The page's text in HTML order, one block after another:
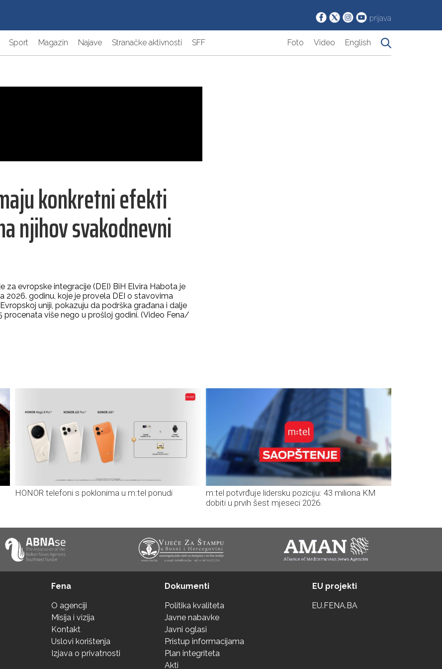
prijava
Sport Magazin Najave Stranačke aktivnosti SFF Foto Video English
konkretni efekti
njihov svakodnevni
za evropske integracije (DEI) BiH Elvira Habota je
2026. godinu, koje je provela DEI o stavovima
uniji, pokazuju da podrška građana i dalje
procenata više nego u prošloj godini. (Video Fena/
HONOR telefoni s poklonima u m:tel ponudi
m:tel potvrđuje lidersku poziciju: 43 miliona KM
dobiti u prvih šest mjeseci 2026.
Fena
O agenciji
Misija i vizija
Kontakt
Uslovi korištenja
Izjava o privatnosti
Dokumenti
Politika kvaliteta
Javne nabavke
Javni oglasi
Pristup informacijama
Plan integriteta
Akti
EU projekti
EU.FENA.BA